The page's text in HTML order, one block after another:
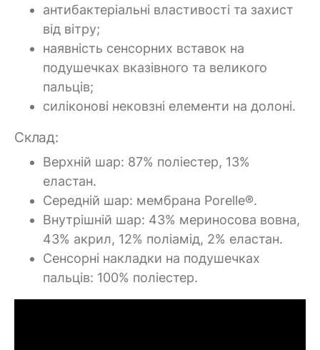
антибактеріальні властивості та захист
від вітру;
наявність сенсорних вставок на
подушечках вказівного та великого
пальців;
силіконові нековзні елементи на долоні.
Склад:
Верхній шар: 87% поліестер, 13%
еластан.
Середній шар: мембрана Porelle®.
Внутрішній шар: 43% мериносова вовна,
43% акрил, 12% поліамід, 2% еластан.
Сенсорні накладки на подушечках
пальців: 100% поліестер.